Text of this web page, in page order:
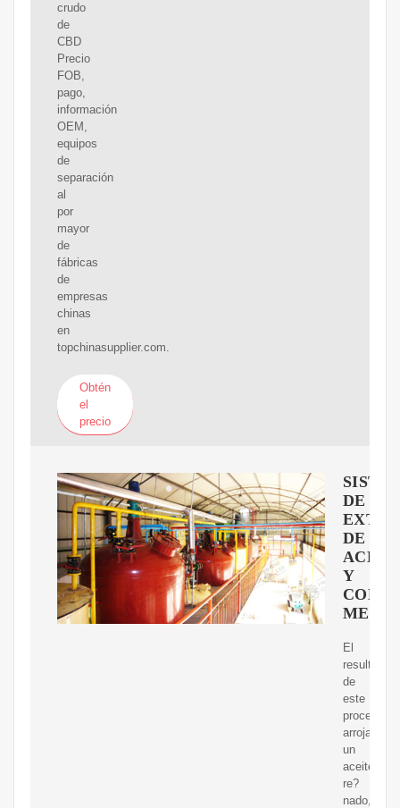
crudo
de
CBD
Precio
FOB,
pago,
información
OEM,
equipos
de
separación
al
por
mayor
de
fábricas
de
empresas
chinas
en
topchinasupplier.com.
Obtén
el
precio
DE
DE
Y
El
resultado
de
este
proceso
arroja
un
aceite
re?
nado,